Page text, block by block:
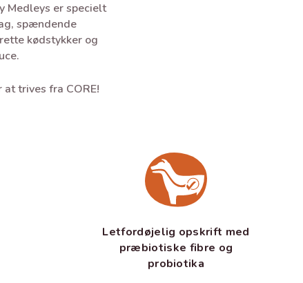
Medleys er specielt
spændende
kødstykker og
trives fra CORE!
Letfordøjelig opskrift med
præbiotiske fibre og
probiotika